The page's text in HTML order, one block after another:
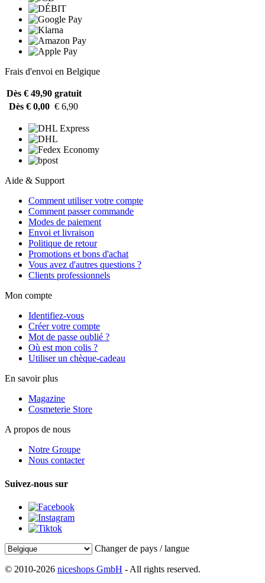
Frais d'envoi en Belgique
Dès € 49,90 gratuit
Dès € 0,00 € 6,90
Aide & Support
Comment utiliser votre compte
Comment passer commande
Modes de paiement
Envoi et livraison
Politique de retour
Promotions et bons d'achat
Vous avez d'autres questions ?
Clients professionnels
Mon compte
Identifiez-vous
Créer votre compte
Mot de passe oublié ?
Où est mon colis ?
Utiliser un chèque-cadeau
En savoir plus
Magazine
Cosmeterie Store
A propos de nous
Notre Groupe
Nous contacter
Suivez-nous sur
Changer de pays / langue
© 2010-2026 niceshops GmbH - All rights reserved.